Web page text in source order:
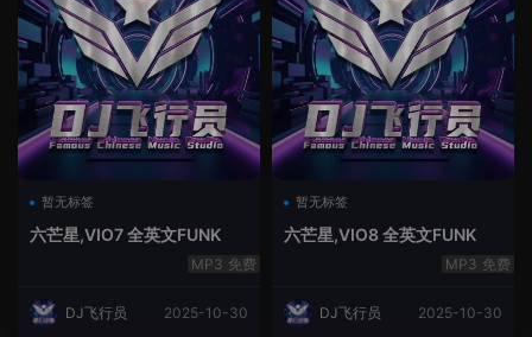
暂无标签
六芒星,VIO7 全英文FUNK
免费
DJ飞行员 2025-10-30
暂无标签
六芒星,VIO8 全英文FUNK
免费
DJ飞行员 2025-10-30